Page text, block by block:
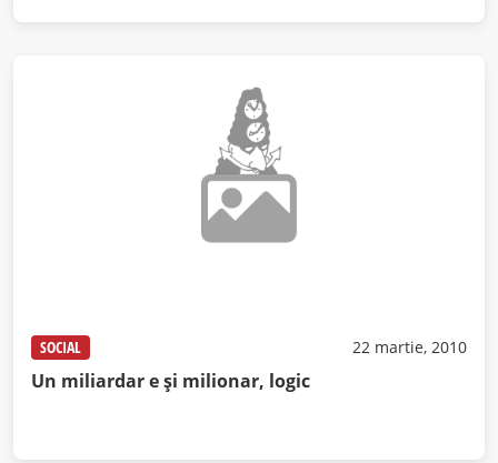
SOCIAL 22 martie, 2010
Un miliardar e şi milionar, logic